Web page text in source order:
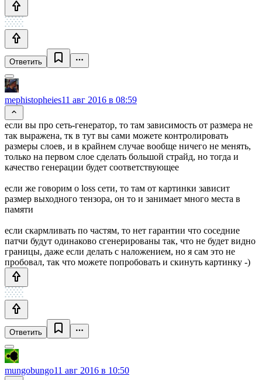
Ответить
mephistopheies11 авг 2016 в 08:59
если вы про сеть-генератор, то там зависимость от размера не
так выражена, тк в тут вы сами можете контролировать
размеры слоев, и в крайнем случае вообще ничего не менять,
только на первом слое сделать большой страйд, но тогда и
качество генерации будет соответствующее
если же говорим о loss сети, то там от картинки зависит
размер выходного тензора, он то и занимает много места в
памяти
если скармливать по частям, то нет гарантии что соседние
патчи будут одинаково сгенерированы так, что не будет видно
границы, даже если делать с наложением, но я сам это не
пробовал, так что можете попробовать и скинуть картинку -)
Ответить
mungobungo11 авг 2016 в 10:50